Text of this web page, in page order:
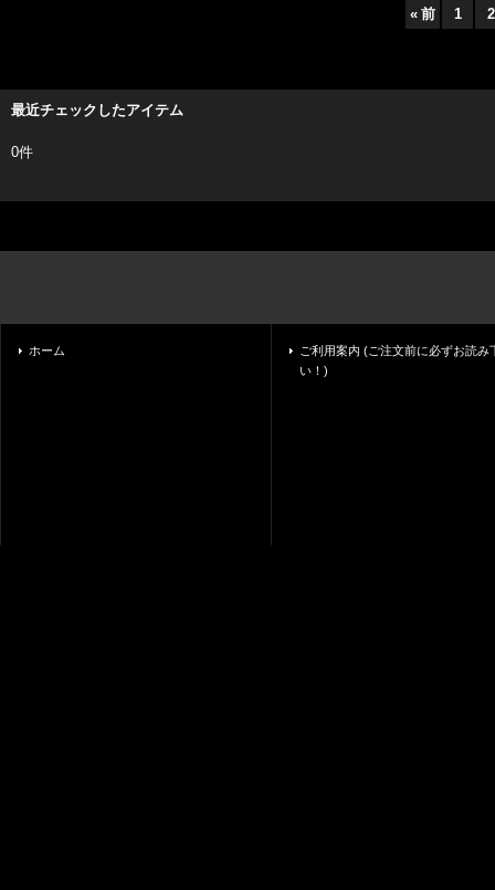
« 前 1 2
最近チェックしたアイテム
0件
ホーム
ご利用案内 (ご注文前に必ずお読み
い！)